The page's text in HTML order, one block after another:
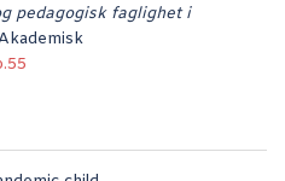
pedagogisk faglighet i